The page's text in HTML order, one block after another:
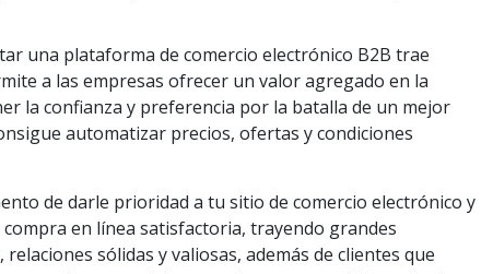
una plataforma de comercio electrónico B2B trae
a las empresas ofrecer un valor agregado en la
la confianza y preferencia por la batalla de un mejor
automatizar precios, ofertas y condiciones
de darle prioridad a tu sitio de comercio electrónico y
en línea satisfactoria, trayendo grandes
sólidas y valiosas, además de clientes que